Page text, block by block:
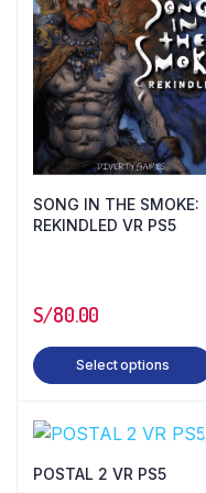
SONG IN THE SMOKE:
REKINDLED VR PS5
S/80.00
Select options
POSTAL 2 VR PS5